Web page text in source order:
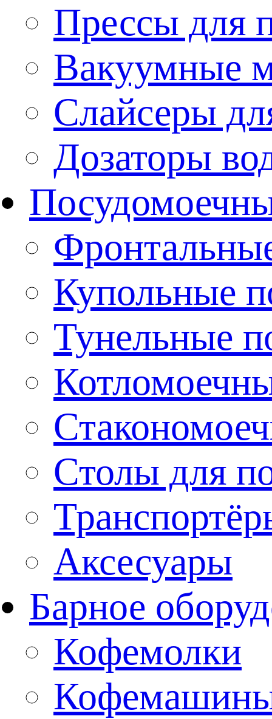
Прессы для
Вакуумные
Слайсеры
Дозаторы
Купольные
Тунельные
Столы для
Аксесуары
Барное
Кофемолки